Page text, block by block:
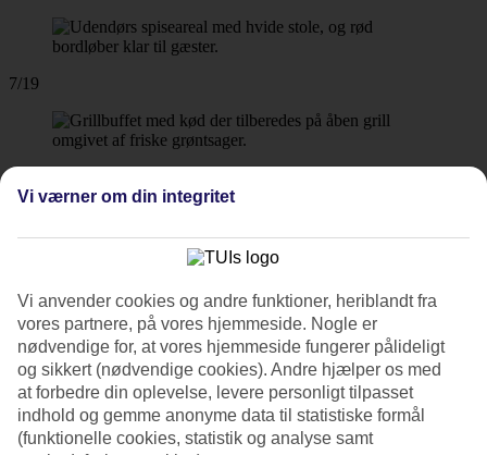
7/19
10/19
Vi værner om din integritet
Vi anvender cookies og andre funktioner, heriblandt fra
vores partnere, på vores hjemmeside. Nogle er
nødvendige for, at vores hjemmeside fungerer pålideligt
og sikkert (nødvendige cookies). Andre hjælper os med
at forbedre din oplevelse, levere personligt tilpasset
indhold og gemme anonyme data til statistiske formål
(funktionelle cookies, statistik og analyse samt